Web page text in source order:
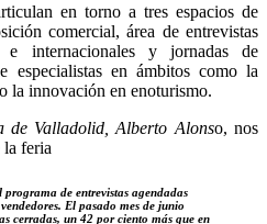
en torno a tres espacios de
comercial, área de entrevistas
e internacionales y jornadas de
especialistas en ámbitos como la
la innovación en enoturismo.
de Valladolid, Alberto Alonso, nos
feria
de entrevistas agendadas
El pasado mes de junio
cerradas, un 42 por ciento más que en